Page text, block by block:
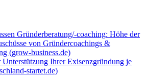
Gründerberatung/-coaching: Höhe der
von Gründercoachings &
(grow-business.de)
Ihrer Exisenzgründung je
startet.de)